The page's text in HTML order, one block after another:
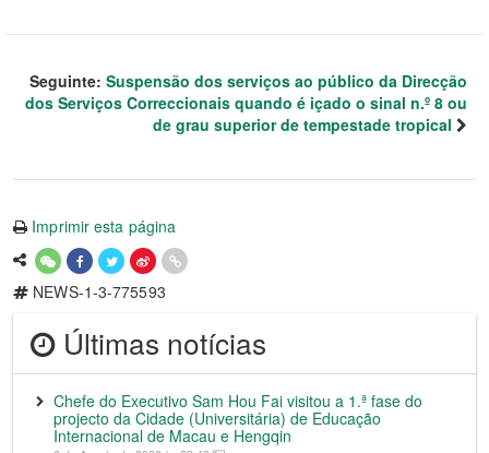
Seguinte: Suspensão dos serviços ao público da Direcção
dos Serviços Correccionais quando é içado o sinal n.º 8 ou
de grau superior de tempestade tropical
Imprimir esta página
NEWS-1-3-775593
Últimas notícias
Chefe do Executivo Sam Hou Fai visitou a 1.ª fase do
projecto da Cidade (Universitária) de Educação
Internacional de Macau e Hengqin